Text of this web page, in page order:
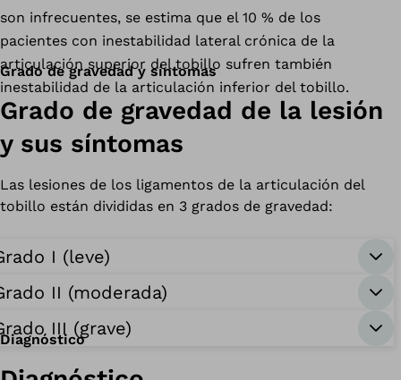
son infrecuentes, se estima que el 10 % de los
pacientes con inestabilidad lateral crónica de la
articulación superior del tobillo sufren también
inestabilidad de la articulación inferior del tobillo.
Grado de gravedad y síntomas
Grado de gravedad de la lesión
y sus síntomas
Las lesiones de los ligamentos de la articulación del
tobillo están divididas en 3 grados de gravedad:
I (leve)
II (moderada)
III (grave)
Diagnóstico